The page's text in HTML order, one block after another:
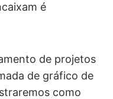
é
de projetos
de gráfico de
como